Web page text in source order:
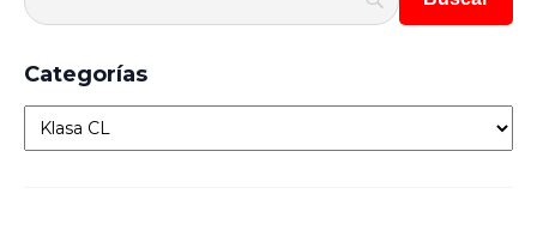
Categorías
Categorías